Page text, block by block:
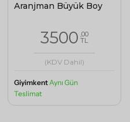
Aranjman Büyük Boy
3500 ,00
TL
(KDV Dahil)
GiyimkentAynı Gün
Teslimat